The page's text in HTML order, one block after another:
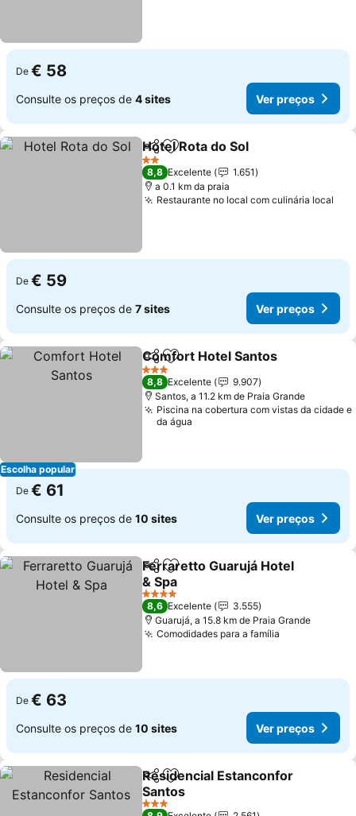
De € 58
Consulte os preços de 4 sites Ver preços
PartilharAdicionar aos favoritos
Hotel Rota do Sol
2 Estrelas
8,8 Excelente
1.651
a 0.1 km da praia
Restaurante no local com culinária local
De € 59
Consulte os preços de 7 sites Ver preços
Escolha popular
PartilharAdicionar aos favoritos
Comfort Hotel Santos
3 Estrelas
8,8 Excelente
9.907
Santos, a 11.2 km de Praia Grande
Piscina na cobertura com vistas da cidade e
da água
De € 61
Consulte os preços de 10 sites Ver preços
PartilharAdicionar aos favoritos
Ferraretto Guarujá Hotel
& Spa
4 Estrelas
8,6 Excelente
3.555
Guarujá, a 15.8 km de Praia Grande
Comodidades para a família
De € 63
Consulte os preços de 10 sites Ver preços
PartilharAdicionar aos favoritos
Residencial Estanconfor
Santos
3 Estrelas